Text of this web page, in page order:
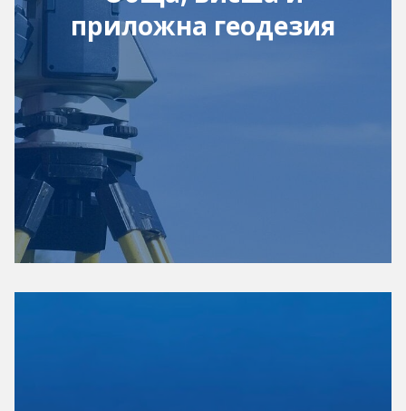
приложна геодезия